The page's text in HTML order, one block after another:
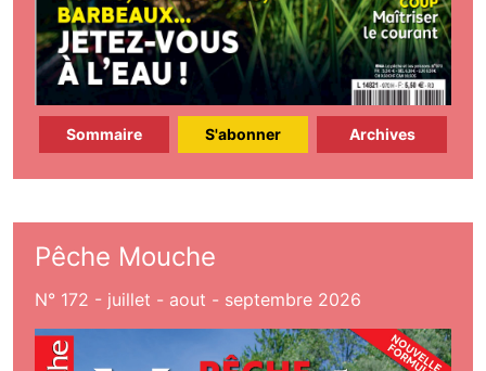
Sommaire S'abonner Archives
Pêche Mouche
N° 172 - juillet - aout - septembre 2026